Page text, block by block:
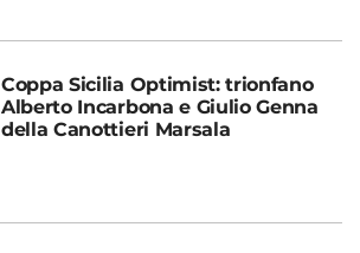
Coppa Sicilia Optimist: trionfano
Alberto Incarbona e Giulio Genna
della Canottieri Marsala